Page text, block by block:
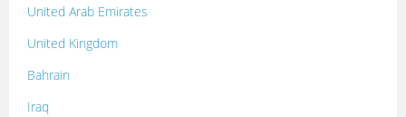
United Arab Emirates
United Kingdom
Bahrain
Iraq